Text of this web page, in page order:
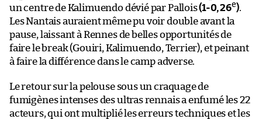
un centre de Kalimuendo dévié par Pallois(1-0, 26e).
Les Nantais auraient même pu voir double avant la
pause, laissant à Rennes de belles opportunités de
faire le break (Gouiri, Kalimuendo, Terrier), et peinant
à faire la différence dans le camp adverse.
Le retour sur la pelouse sous un craquage de
fumigènes intenses des ultras rennais a enfumé les 22
acteurs, qui ont multiplié les erreurs techniques et les